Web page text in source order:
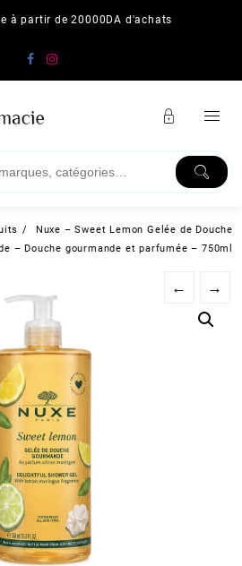
à partir de 20000DA d'achats
Nuxe – Sweet Lemon Gelée de Douche
– Douche gourmande et parfumée – 750ml
← →